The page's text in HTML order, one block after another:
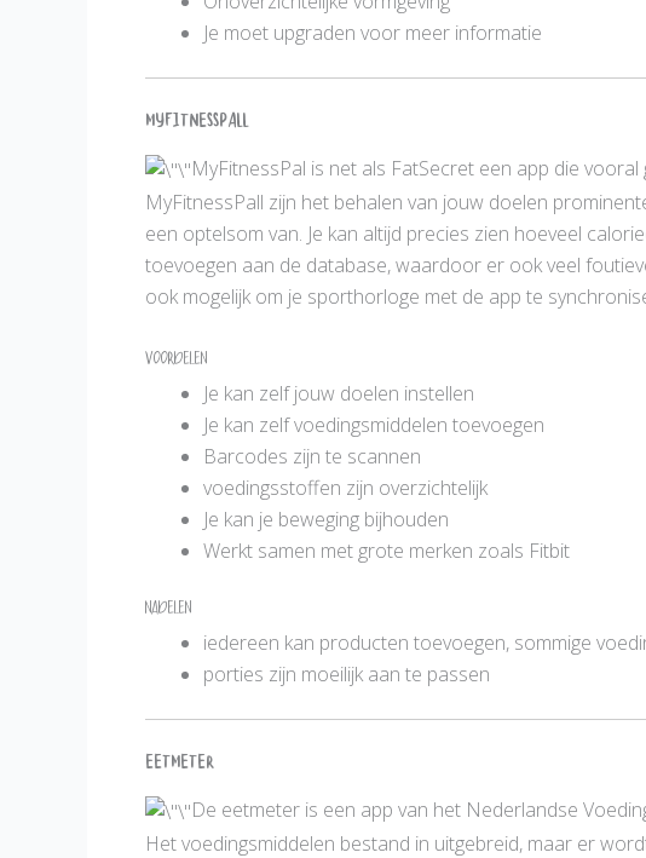
Je moet upgraden voor meer informatie
MyFitnessPall
MyFitnessPal is net als FatSecret een app die
MyFitnessPall zijn het behalen van jouw doelen
een optelsom van. Je kan altijd precies zien hoeveel
toevoegen aan de database, waardoor er ook veel
ook mogelijk om je sporthorloge met de app te
Voordelen
Je kan zelf jouw doelen instellen
Je kan zelf voedingsmiddelen toevoegen
Barcodes zijn te scannen
voedingsstoffen zijn overzichtelijk
Je kan je beweging bijhouden
Werkt samen met grote merken zoals Fitbit
Nadelen
iedereen kan producten toevoegen, sommige
porties zijn moeilijk aan te passen
Eetmeter
De eetmeter is een app van het Nederlandse
Het voedingsmiddelen bestand in uitgebreid, maar er